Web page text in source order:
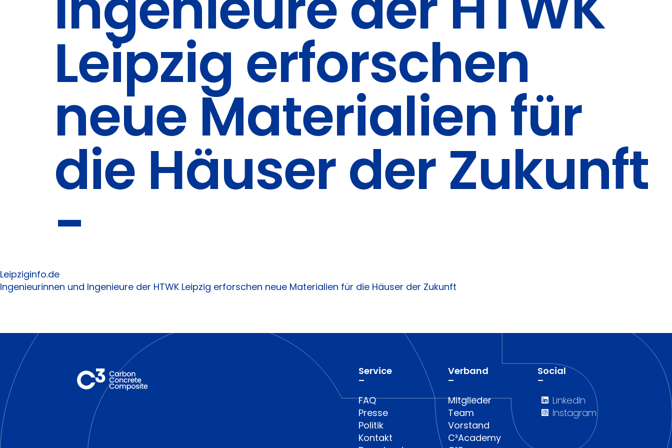
Leipzig erforschen
neue Materialien für
die Häuser der Zukunft
-
Leipziginfo.de
Ingenieurinnen und Ingenieure der HTWK Leipzig erforschen neue Materialien für die Häuser der Zukunft
Service
–
FAQ
Presse
Politik
Kontakt
Verband
–
Mitglieder
Team
Vorstand
C³Academy
Social
–
LinkedIn
Instagram